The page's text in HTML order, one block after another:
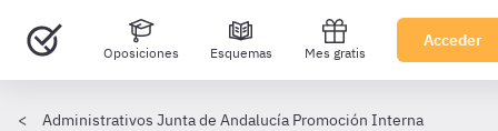
Oposiciones Esquemas Mes gratis
Acceder
Administrativos Junta de Andalucía Promoción Interna